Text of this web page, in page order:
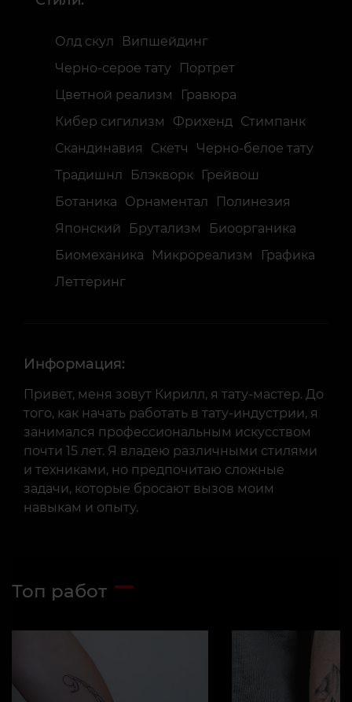
Олд скул
Випшейдинг
Черно-серое тату
Портрет
Цветной реализм
Гравюра
Кибер сигилизм
Фрихенд Стимпанк
Скандинавия
Скетч
Черно-белое тату
Традишнл
Блэкворк
Грейвош
Ботаника
Орнаментал
Полинезия
Японский
Брутализм
Биоорганика
Биомеханика
Микрореализм
Графика
Леттеринг
Информация:
Привет, меня зовут Кирилл, я тату-мастер. До
того, как начать работать в тату-индустрии, я
занимался профессиональным искусством
почти 15 лет. Я владею различными стилями
и техниками, но предпочитаю сложные
задачи, которые бросают вызов моим
навыкам и опыту.
Топ работ